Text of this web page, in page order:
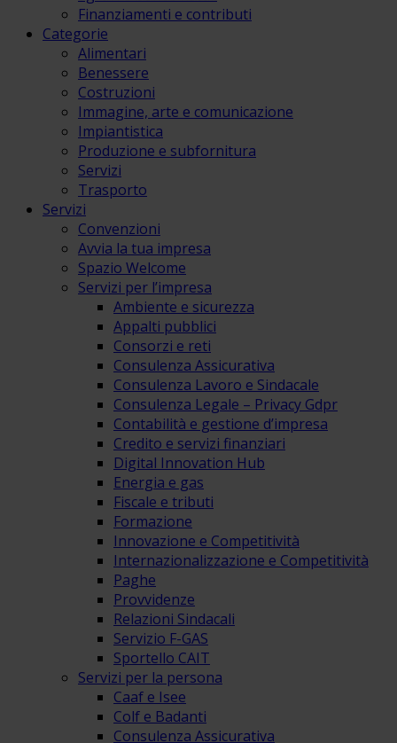
Finanziamenti e contributi
Categorie
Alimentari
Benessere
Costruzioni
Immagine, arte e comunicazione
Impiantistica
Produzione e subfornitura
Servizi
Trasporto
Servizi
Convenzioni
Avvia la tua impresa
Spazio Welcome
Servizi per l’impresa
Ambiente e sicurezza
Appalti pubblici
Consorzi e reti
Consulenza Assicurativa
Consulenza Lavoro e Sindacale
Consulenza Legale – Privacy Gdpr
Contabilità e gestione d’impresa
Credito e servizi finanziari
Digital Innovation Hub
Energia e gas
Fiscale e tributi
Formazione
Innovazione e Competitività
Internazionalizzazione e Competitività
Paghe
Provvidenze
Relazioni Sindacali
Servizio F-GAS
Sportello CAIT
Servizi per la persona
Caaf e Isee
Colf e Badanti
Consulenza Assicurativa